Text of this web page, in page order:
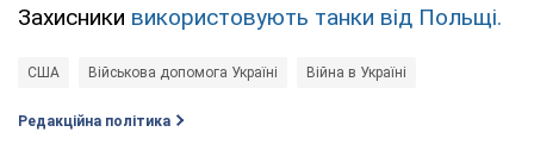
Захисники використовують танки від Польщі.
США Військова допомога Україні Війна в Україні
Редакційна політика